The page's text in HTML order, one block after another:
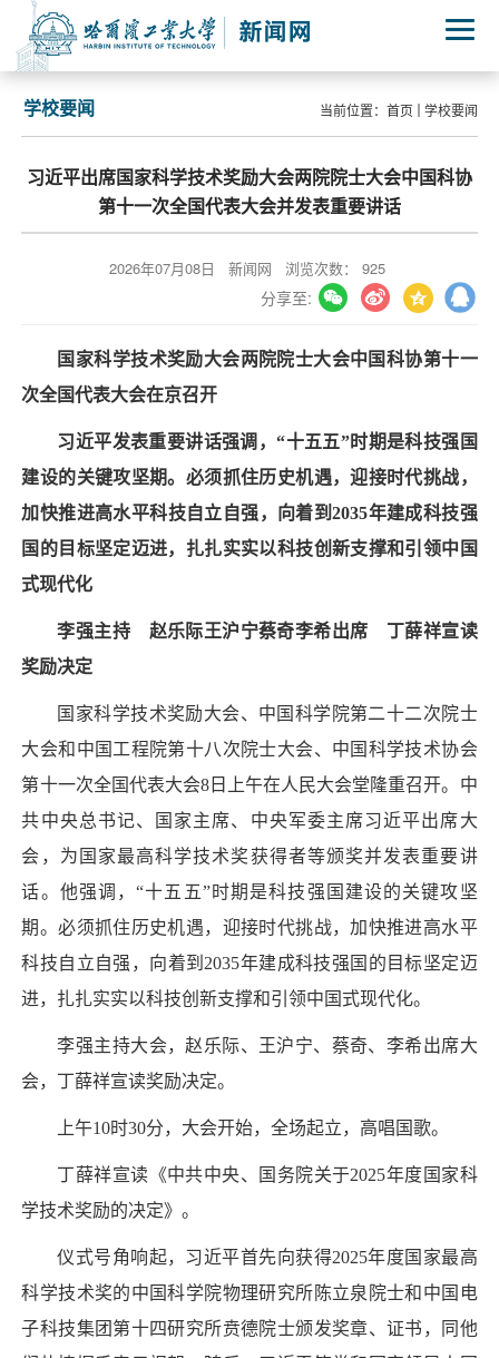
当前位置： 首页 学校要闻
学校要闻
习近平出席国家科学技术奖励大会两院院士大会中国科协
第十一次全国代表大会并发表重要讲话
2026年07月08日 新闻网 浏览次数： 925
分享至:
国家科学技术奖励大会两院院士大会中国科协第十一
次全国代表大会在京召开
习近平发表重要讲话强调，“十五五”时期是科技强国
建设的关键攻坚期。必须抓住历史机遇，迎接时代挑战，
加快推进高水平科技自立自强，向着到2035年建成科技强
国的目标坚定迈进，扎扎实实以科技创新支撑和引领中国
式现代化
李强主持 赵乐际王沪宁蔡奇李希出席 丁薛祥宣读
奖励决定
国家科学技术奖励大会、中国科学院第二十二次院士
大会和中国工程院第十八次院士大会、中国科学技术协会
第十一次全国代表大会8日上午在人民大会堂隆重召开。中
共中央总书记、国家主席、中央军委主席习近平出席大
会，为国家最高科学技术奖获得者等颁奖并发表重要讲
话。他强调，“十五五”时期是科技强国建设的关键攻坚
期。必须抓住历史机遇，迎接时代挑战，加快推进高水平
科技自立自强，向着到2035年建成科技强国的目标坚定迈
进，扎扎实实以科技创新支撑和引领中国式现代化。
李强主持大会，赵乐际、王沪宁、蔡奇、李希出席大
会，丁薛祥宣读奖励决定。
上午10时30分，大会开始，全场起立，高唱国歌。
丁薛祥宣读《中共中央、国务院关于2025年度国家科
学技术奖励的决定》。
仪式号角响起，习近平首先向获得2025年度国家最高
科学技术奖的中国科学院物理研究所陈立泉院士和中国电
子科技集团第十四研究所贲德院士颁发奖章、证书，同他